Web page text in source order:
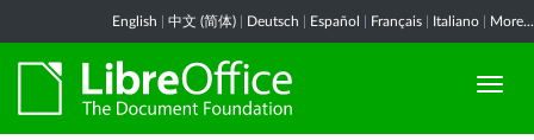
English 中文 (简体) Deutsch Español Français Italiano More...